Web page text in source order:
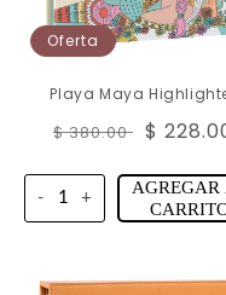
Oferta
Playa Maya
Precio
$ 380.00 Precio
oferta
$
- +
AGREGAR